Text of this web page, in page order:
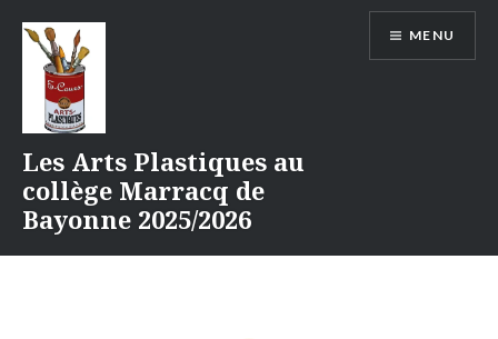
contenu
Les Arts Plastiques au
collège Marracq de
Bayonne 2025/2026
MENU